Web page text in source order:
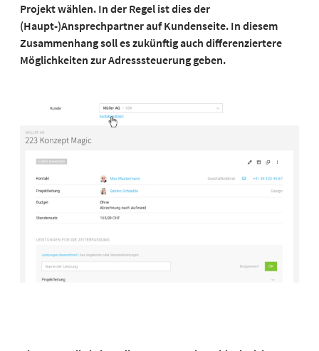
Projekt wählen. In der Regel ist dies der
(Haupt-)Ansprechpartner auf Kundenseite. In diesem
Zusammenhang soll es zukünftig auch differenziertere
Möglichkeiten zur Adresssteuerung geben.